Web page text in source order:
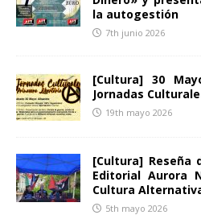
la autogestión
7th junio 2026
[Cultura] 30
Jornadas
19th mayo 2026
[Cultura] Reseña
Editorial Aurora
Cultura
5th mayo 2026